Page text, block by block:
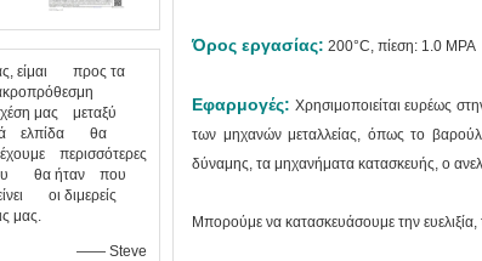
είμαι προς τα
μας μεταξύ
ελπίδα θα
περισσότερες
θα ήταν που
οι διμερείς
μας.
—— Steve
Όρος εργασίας: 200°C, πίεση: 1.0 MPA
Εφαρμογές: Χρησιμοποιείται ευρέως
των μηχανών μεταλλείας, όπως το
δύναμης, τα μηχανήματα κατασκευής, ο
Μπορούμε να κατασκευάσουμε την